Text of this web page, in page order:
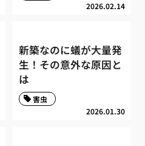
2026.02.14
新築なのに蟻が大量発
生！その意外な原因と
は
2026.01.30
害虫